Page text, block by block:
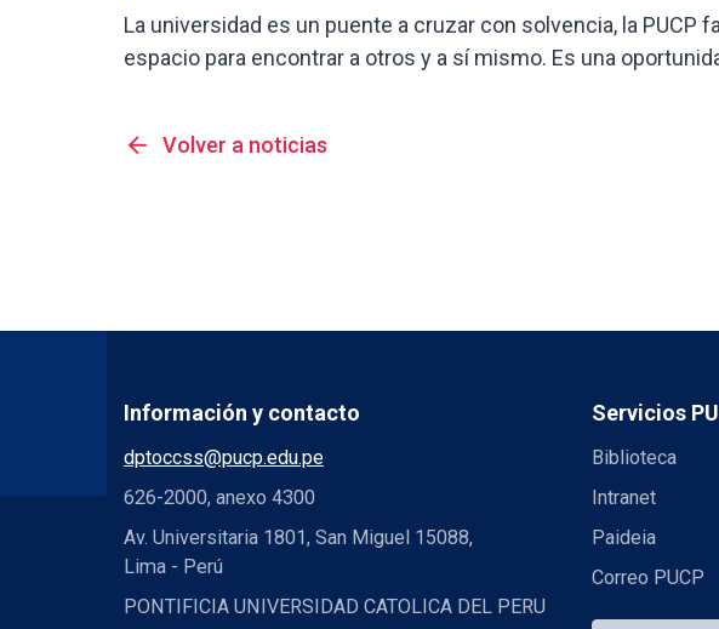
La universidad es un puente a cruzar con solvencia, la
espacio para encontrar a otros y a sí mismo. Es una
arrow_back Volver a noticias
Información y contacto
dptoccss@pucp.edu.pe
626-2000, anexo 4300
Av. Universitaria 1801, San Miguel 15088,
Lima - Perú
PONTIFICIA UNIVERSIDAD CATOLICA DEL PERU
Servicios
Biblioteca
Intranet
Paideia
Correo PUCP